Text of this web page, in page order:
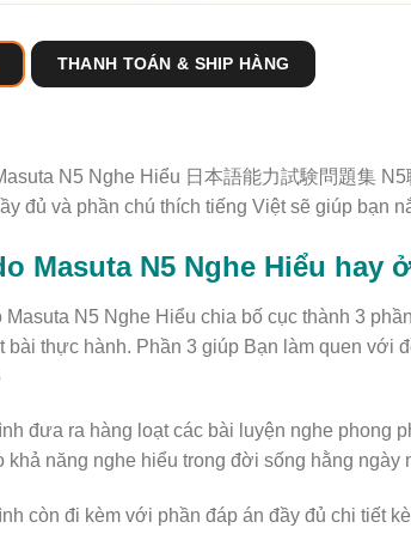
THANH TOÁN & SHIP HÀNG
N5 Nghe Hiểu 日本語能力試験問題集
đủ và phần chú thích tiếng Việt sẽ giúp bạn
Masuta N5 Nghe Hiểu hay
Masuta N5 Nghe Hiểu chia bố cục thành 3
bài thực hành. Phần 3 giúp Bạn làm quen với
đưa ra hàng loạt các bài luyện nghe phong
khả năng nghe hiểu trong đời sống hằng
còn đi kèm với phần đáp án đầy đủ chi tiết